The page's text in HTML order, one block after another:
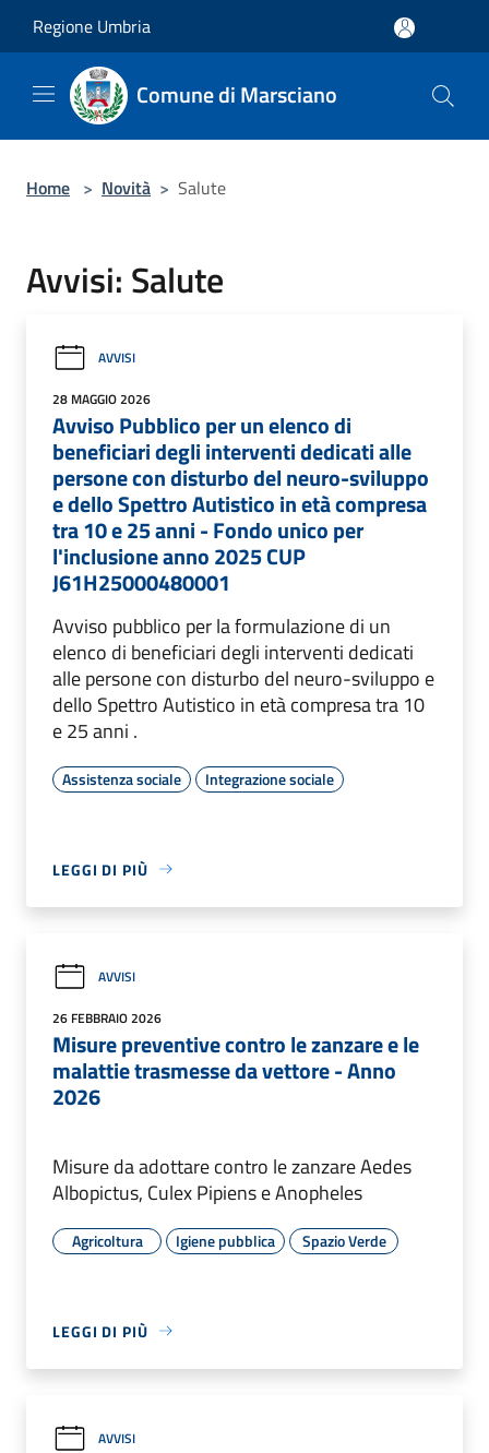
Regione Umbria
Comune di Marsciano
Home > Novità > Salute
Avvisi: Salute
AVVISI
28 MAGGIO 2026
Avviso Pubblico per un elenco di
beneficiari degli interventi dedicati alle
persone con disturbo del neuro-sviluppo
e dello Spettro Autistico in età compresa
tra 10 e 25 anni - Fondo unico per
l'inclusione anno 2025 CUP
J61H25000480001
Avviso pubblico per la formulazione di un
elenco di beneficiari degli interventi dedicati
alle persone con disturbo del neuro-sviluppo e
dello Spettro Autistico in età compresa tra 10
e 25 anni .
Assistenza sociale Integrazione sociale
LEGGI DI PIÙ
AVVISI
26 FEBBRAIO 2026
Misure preventive contro le zanzare e le
malattie trasmesse da vettore - Anno
2026
Misure da adottare contro le zanzare Aedes
Albopictus, Culex Pipiens e Anopheles
Agricoltura Igiene pubblica Spazio Verde
LEGGI DI PIÙ
AVVISI